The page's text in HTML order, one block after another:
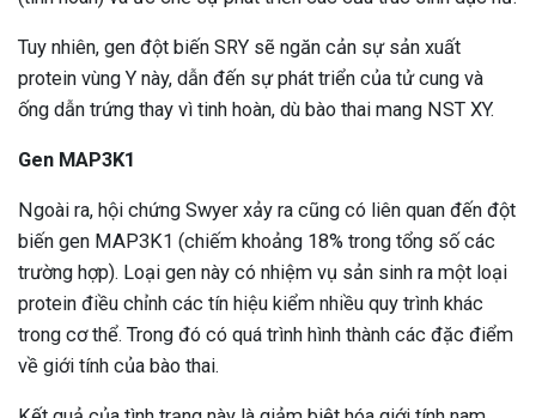
Tuy nhiên, gen đột biến SRY sẽ ngăn cản sự sản xuất
protein vùng Y này, dẫn đến sự phát triển của tử cung và
ống dẫn trứng thay vì tinh hoàn, dù bào thai mang NST XY.
Gen MAP3K1
Ngoài ra, hội chứng Swyer xảy ra cũng có liên quan đến đột
biến gen MAP3K1 (chiếm khoảng 18% trong tổng số các
trường hợp). Loại gen này có nhiệm vụ sản sinh ra một loại
protein điều chỉnh các tín hiệu kiểm nhiều quy trình khác
trong cơ thể. Trong đó có quá trình hình thành các đặc điểm
về giới tính của bào thai.